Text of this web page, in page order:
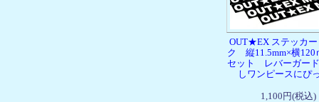
OUT★EX ステッカー
ク 縦11.5mm×横120
セット レバーガー
しワンピースにぴ
1,100円(税込)